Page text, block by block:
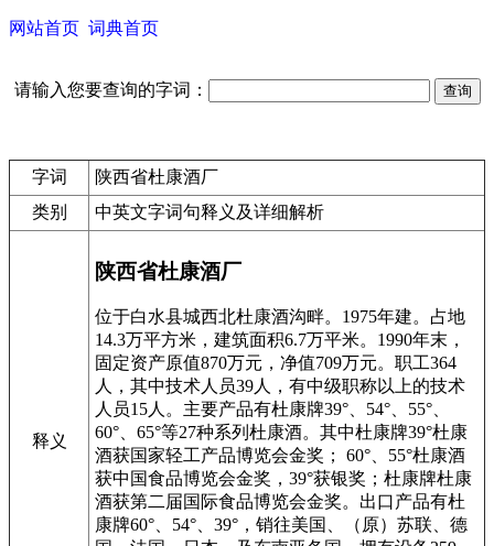
网站首页 词典首页
请输入您要查询的字词：
字词
陕西省杜康酒厂
类别
中英文字词句释义及详细解析
释义
陕西省杜康酒厂
位于白水县城西北杜康酒沟畔。1975年建。占地
14.3万平方米，建筑面积6.7万平米。1990年末，
固定资产原值870万元，净值709万元。职工364
人，其中技术人员39人，有中级职称以上的技术
人员15人。主要产品有杜康牌39°、54°、55°、
60°、65°等27种系列杜康酒。其中杜康牌39°杜康
酒获国家轻工产品博览会金奖； 60°、55°杜康酒
获中国食品博览会金奖，39°获银奖；杜康牌杜康
酒获第二届国际食品博览会金奖。出口产品有杜
康牌60°、54°、39°，销往美国、（原）苏联、德